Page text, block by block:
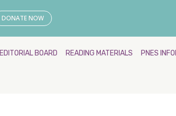
DONATE NOW
EDITORIAL BOARD READING MATERIALS PNES